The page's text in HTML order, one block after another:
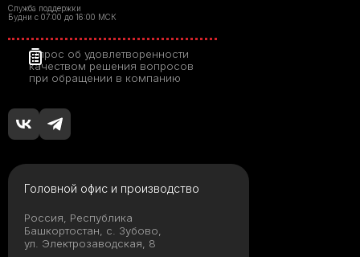
Служба поддержки
Будни с 07:00 до 16:00 МСК
Опрос об удовлетворенности
качеством решения вопросов
при обращении в компанию
Головной офис и производство
Россия, Республика
Башкортостан, с. Зубово,
ул. Электрозаводская, 8